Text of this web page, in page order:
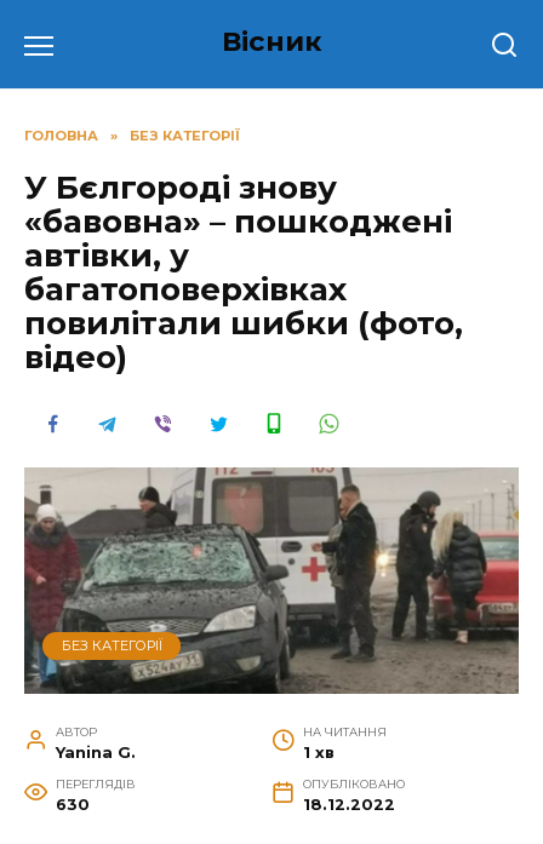
до
Вісник
ГОЛОВНА » БЕЗ КАТЕГОРІЇ
У Бєлгороді знову
«бавовна» – пошкоджені
автівки, у
багатоповерхівках
повилітали шибки (фото,
відео)
БЕЗ КАТЕГОРІЇ
АВТОР
Yanina G.
НА ЧИТАННЯ
1 хв
ПЕРЕГЛЯДІВ
630
ОПУБЛІКОВАНО
18.12.2022